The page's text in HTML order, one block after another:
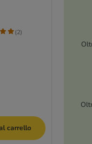
(2)
carrello